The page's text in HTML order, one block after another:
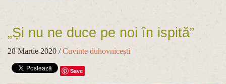
„Și nu ne duce pe noi în ispită”
28 Martie 2020 /Cuvinte duhovnicești
Save